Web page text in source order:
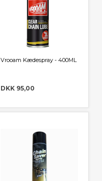
Vrooam Kædespray - 400ML
DKK 95,00